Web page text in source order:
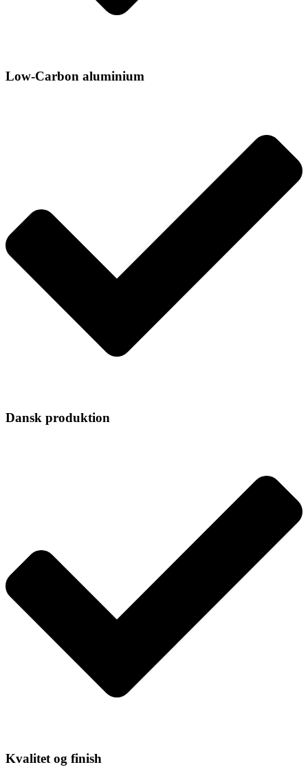
Low-Carbon aluminium
Dansk produktion
Kvalitet og finish